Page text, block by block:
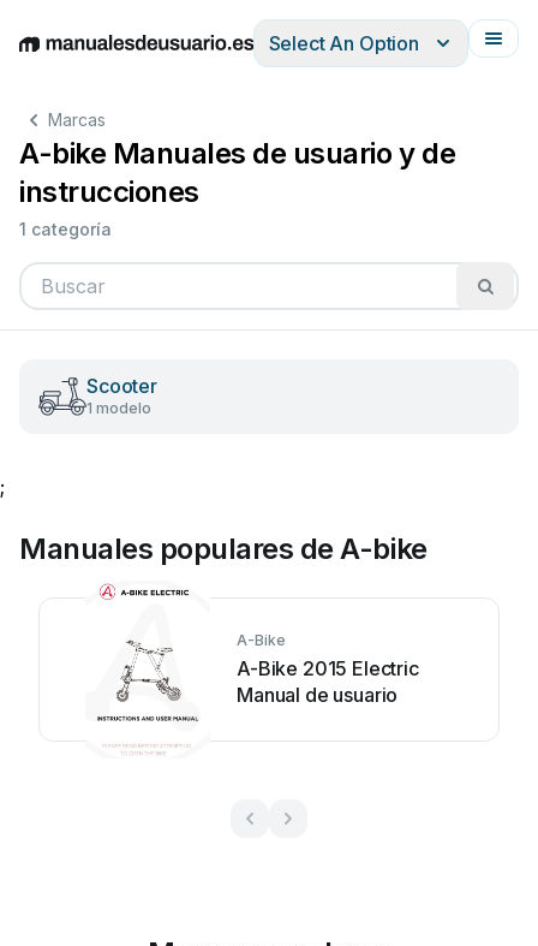
EnglishDeutschEspañolItalianoFrançais
Select An Option
Marcas
A-bike Manuales de usuario y de
instrucciones
1 categoría
Scooter
1 modelo
;
Manuales populares de A-bike
A-Bike
A-Bike 2015 Electric
Manual de usuario